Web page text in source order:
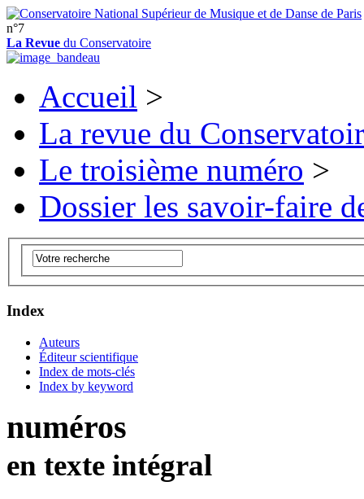
n°7
La Revue du Conservatoire
Accueil >
La revue du
Le troisième numéro >
Dossier les savoir-faire
Index
Auteurs
Éditeur scientifique
Index de mots-clés
Index by keyword
numéros
en texte intégral